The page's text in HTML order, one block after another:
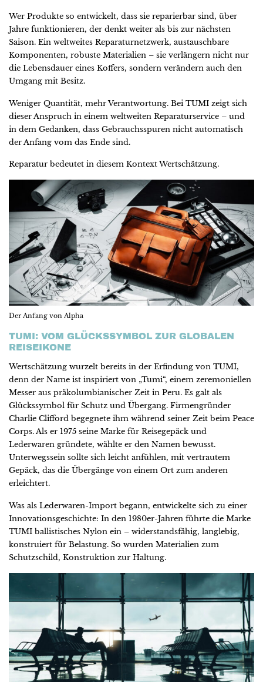
Wer Produkte so entwickelt, dass sie reparierbar sind, über
Jahre funktionieren, der denkt weiter als bis zur nächsten
Saison. Ein weltweites Reparaturnetzwerk, austauschbare
Komponenten, robuste Materialien – sie verlängern nicht nur
die Lebensdauer eines Koffers, sondern verändern auch den
Umgang mit Besitz.
Weniger Quantität, mehr Verantwortung. Bei TUMI zeigt sich
dieser Anspruch in einem weltweiten Reparaturservice – und
in dem Gedanken, dass Gebrauchsspuren nicht automatisch
der Anfang vom das Ende sind.
Reparatur bedeutet in diesem Kontext Wertschätzung.
Der Anfang von Alpha
TUMI: VOM GLÜCKSSYMBOL ZUR GLOBALEN
REISEIKONE
Wertschätzung wurzelt bereits in der Erfindung von TUMI,
denn der Name ist inspiriert von „Tumi“, einem zeremoniellen
Messer aus präkolumbianischer Zeit in Peru. Es galt als
Glückssymbol für Schutz und Übergang. Firmengründer
Charlie Clifford begegnete ihm während seiner Zeit beim Peace
Corps. Als er 1975 seine Marke für Reisegepäck und
Lederwaren gründete, wählte er den Namen bewusst.
Unterwegssein sollte sich leicht anfühlen, mit vertrautem
Gepäck, das die Übergänge von einem Ort zum anderen
erleichtert.
Was als Lederwaren-Import begann, entwickelte sich zu einer
Innovationsgeschichte: In den 1980er-Jahren führte die Marke
TUMI ballistisches Nylon ein – widerstandsfähig, langlebig,
konstruiert für Belastung. So wurden Materialien zum
Schutzschild, Konstruktion zur Haltung.